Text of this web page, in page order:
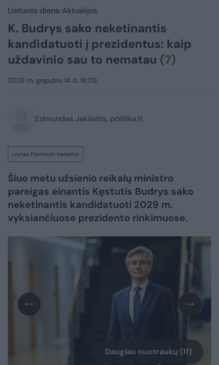
Lietuvos diena Aktualijos
K. Budrys sako neketinantis
kandidatuoti į prezidentus: kaip
uždavinio sau to nematau (7)
2026 m. gegužės 14 d. 16:08
Edmundas Jakilaitis, politika.lt
Lrytas Premium nariams
Šiuo metu užsienio reikalų ministro
pareigas einantis Kęstutis Budrys sako
neketinantis kandidatuoti 2029 m.
vyksiančiuose prezidento rinkimuose.
Daugiau nuotraukų (11)